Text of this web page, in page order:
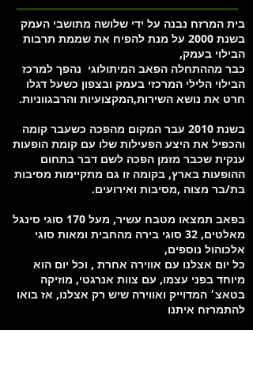
בית המרזח נבנה על ידי שלושה מתושבי העמק
בשנת 2000 על מנת להפיח את שממת תרבות
הבילוי בעמק,
כבר מההתחלה הפאב המיתולוגי נהפך למרכז
הבילוי הלילי המרכזי בעמק ובצפון כשעל דגלו
חרט את נושא השירות,המקצועיות והרבגווניות.
בשנת 2010 עבר המקום מהפכה כשעבר קומה
והכפיל את היצע הפעילות שלו עם קומת הופעות
ענקית שכבר מזמן הפכה לשם דבר בתחום
ההופעות בארץ, בקומה זו גם מתקיימות מסיבות
בת/בר מצוה ,מסיבות ואירועים.
בפאב תמצאו מטבח עשיר, מעל 170 סוגי סינגל
מאלטים, 32 סוגי בירה מהחבית ומאות סוגי
אלכוהול נוספים,
כל יום אצלנו עם אווירה אחרת , וכל יום הוא
מיוחד בפני עצמו, עם צוות אנרגטי, מוזיקה
בטאצ׳ המדוייק ואווירה שיש רק אצלנו, אז בואו
להתמרזח איתנו